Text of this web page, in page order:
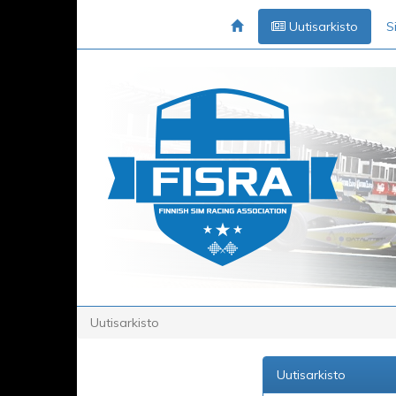
Uutisarkisto
Uutisarkisto
Uutisarkisto